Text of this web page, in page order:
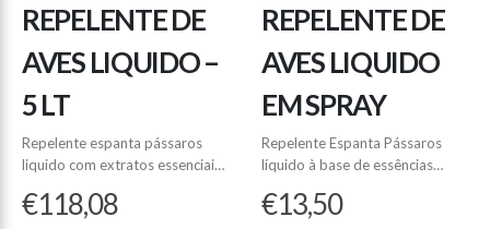
REPELENTE DE
AVES LIQUIDO –
5 LT
Repelente espanta pássaros
liquido com extratos essenciais
silos, telhados, embarcações,
€118,08
REPELENTE DE
AVES LIQUIDO
EM SPRAY
Repelente Espanta Pássaros
líquido à base de essências
de aplicação em todos os tipos
€13,50